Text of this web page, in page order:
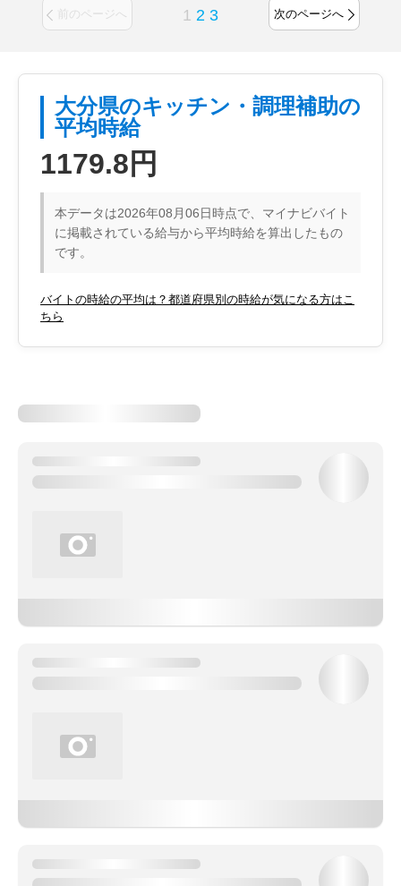
前のページへ 1 2 3 次のページへ
大分県のキッチン・調理補助の
平均時給
1179.8円
本データは2026年08月06日時点で、マイナビバイト
に掲載されている給与から平均時給を算出したもの
です。
バイトの時給の平均は？都道府県別の時給が気になる方はこ
ちら